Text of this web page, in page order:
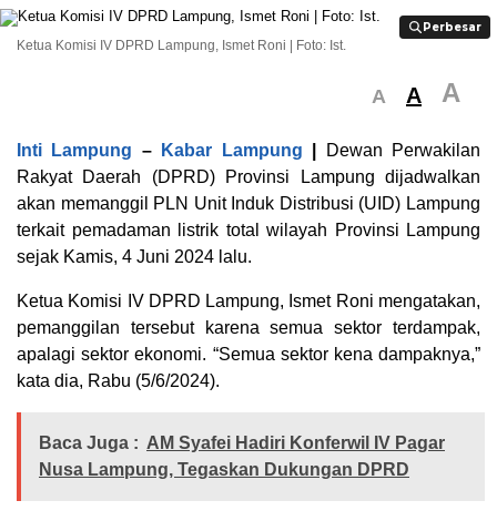
Perbesar
Perbesar
Ketua Komisi IV DPRD Lampung, Ismet Roni | Foto: Ist.
A A A
Inti Lampung – Kabar Lampung
Dewan Perwakilan
Rakyat Daerah (DPRD) Provinsi Lampung dijadwalkan
akan memanggil PLN Unit Induk Distribusi (UID) Lampung
terkait pemadaman listrik total wilayah Provinsi Lampung
sejak Kamis, 4 Juni 2024 lalu.
Ketua Komisi IV DPRD Lampung, Ismet Roni mengatakan,
pemanggilan tersebut karena semua sektor terdampak,
apalagi sektor ekonomi. “Semua sektor kena dampaknya,”
kata dia, Rabu (5/6/2024).
Baca Juga : AM Syafei Hadiri Konferwil IV Pagar
Nusa Lampung, Tegaskan Dukungan DPRD